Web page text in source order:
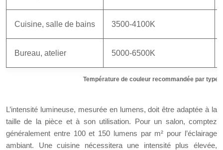
Température de couleur recommandée par type
Cuisine, salle de bains 3500-4100K
Bureau, atelier 5000-6500K
L’intensité lumineuse, mesurée en lumens, doit être adaptée à la
taille de la pièce et à son utilisation. Pour un salon, comptez
généralement entre 100 et 150 lumens par m² pour l’éclairage
ambiant. Une cuisine nécessitera une intensité plus élevée,